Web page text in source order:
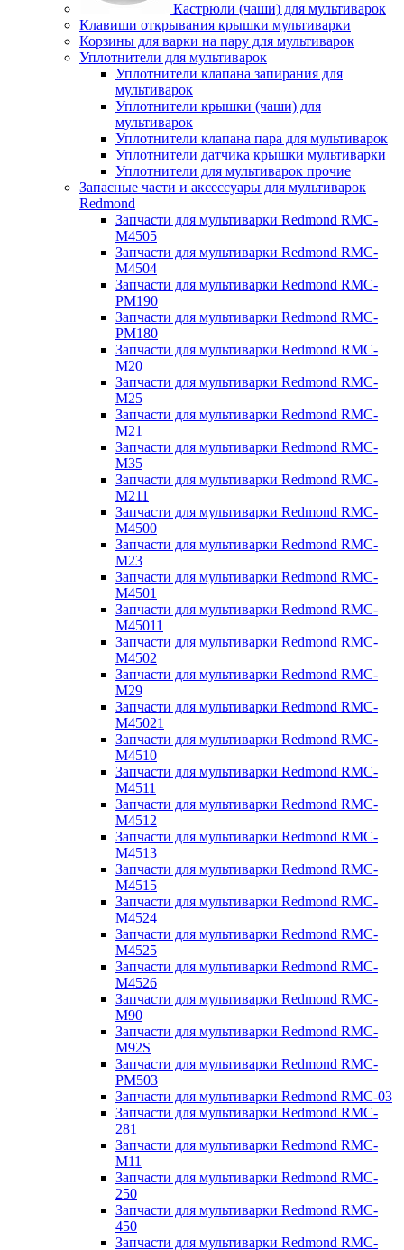
Кастрюли (чаши) для мультиварок
Клавиши открывания крышки мультиварки
Корзины для варки на пару для мультиварок
Уплотнители для мультиварок
Уплотнители клапана запирания для
мультиварок
Уплотнители крышки (чаши) для
мультиварок
Уплотнители клапана пара для мультиварок
Уплотнители датчика крышки мультиварки
Уплотнители для мультиварок прочие
Запасные части и аксессуары для мультиварок
Redmond
Запчасти для мультиварки Redmond RMC-
M4505
Запчасти для мультиварки Redmond RMC-
M4504
Запчасти для мультиварки Redmond RMC-
PM190
Запчасти для мультиварки Redmond RMC-
PM180
Запчасти для мультиварки Redmond RMC-
M20
Запчасти для мультиварки Redmond RMC-
M25
Запчасти для мультиварки Redmond RMC-
M21
Запчасти для мультиварки Redmond RMC-
M35
Запчасти для мультиварки Redmond RMC-
M211
Запчасти для мультиварки Redmond RMC-
M4500
Запчасти для мультиварки Redmond RMC-
M23
Запчасти для мультиварки Redmond RMC-
M4501
Запчасти для мультиварки Redmond RMC-
M45011
Запчасти для мультиварки Redmond RMC-
M4502
Запчасти для мультиварки Redmond RMC-
M29
Запчасти для мультиварки Redmond RMC-
M45021
Запчасти для мультиварки Redmond RMC-
M4510
Запчасти для мультиварки Redmond RMC-
M4511
Запчасти для мультиварки Redmond RMC-
M4512
Запчасти для мультиварки Redmond RMC-
M4513
Запчасти для мультиварки Redmond RMC-
M4515
Запчасти для мультиварки Redmond RMC-
M4524
Запчасти для мультиварки Redmond RMC-
M4525
Запчасти для мультиварки Redmond RMC-
M4526
Запчасти для мультиварки Redmond RMC-
M90
Запчасти для мультиварки Redmond RMC-
M92S
Запчасти для мультиварки Redmond RMC-
PM503
Запчасти для мультиварки Redmond RMC-03
Запчасти для мультиварки Redmond RMC-
281
Запчасти для мультиварки Redmond RMC-
M11
Запчасти для мультиварки Redmond RMC-
250
Запчасти для мультиварки Redmond RMC-
450
Запчасти для мультиварки Redmond RMC-